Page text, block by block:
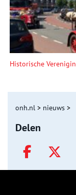
Historische
onh.nl > nieuws >
Delen